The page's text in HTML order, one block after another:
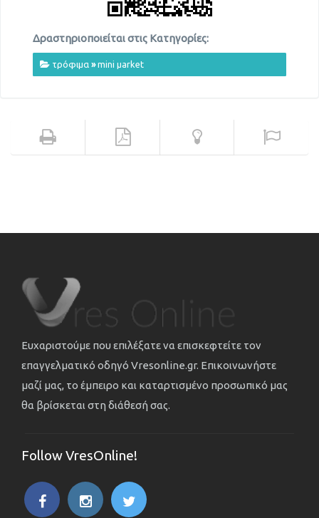
Δραστηριοποιείται στις Κατηγορίες:
τρόφιμα »mini μarket
Ευχαριστούμε που επιλέξατε να επισκεφτείτε τον
επαγγελματικό οδηγό Vresonline.gr. Επικοινωνήστε
μαζί μας, το έμπειρο και καταρτισμένο προσωπικό μας
θα βρίσκεται στη διάθεσή σας.
Follow VresOnline!